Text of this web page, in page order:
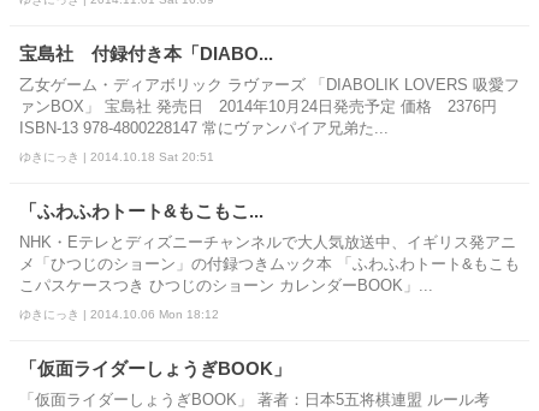
宝島社 付録付き本「DIABO...
乙女ゲーム・ディアボリック ラヴァーズ 「DIABOLIK LOVERS 吸愛フ
ァンBOX」 宝島社 発売日 2014年10月24日発売予定 価格 2376円
ISBN-13 978-4800228147 常にヴァンパイア兄弟た...
ゆきにっき | 2014.10.18 Sat 20:51
「ふわふわトート&もこもこ...
NHK・Eテレとディズニーチャンネルで大人気放送中、イギリス発アニ
メ「ひつじのショーン」の付録つきムック本 「ふわふわトート&もこも
こパスケースつき ひつじのショーン カレンダーBOOK」...
ゆきにっき | 2014.10.06 Mon 18:12
「仮面ライダーしょうぎBOOK」
「仮面ライダーしょうぎBOOK」 著者：日本5五将棋連盟 ルール考